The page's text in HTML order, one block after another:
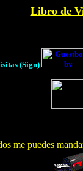
Libro de
(Sign)
me puedes